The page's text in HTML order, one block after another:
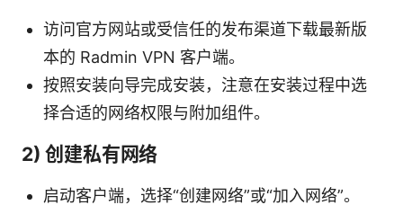
访问官方网站或受信任的发布渠道下载最新版
本的 Radmin VPN 客户端。
按照安装向导完成安装，注意在安装过程中选
择合适的网络权限与附加组件。
2) 创建私有网络
启动客户端，选择“创建网络”或“加入网络”。